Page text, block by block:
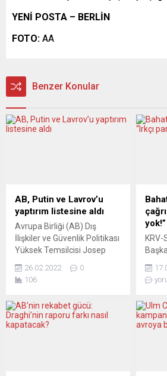
YENİ POSTA – BERLİN
FOTO: AA
Benzer Konular
AB, Putin ve Lavrov’u
yaptırım listesine aldı
Avrupa Birliği (AB) Dış
İlişkiler ve Güvenlik Politikası
Yüksek Temsilcisi Josep
Başkanı Vladimir Putin ve
Dışişleri Bakanı Sergey
alındığını duyurdu. AB
Dışişleri Bakanları, Rusya’nın
26.02.2022
0
106
yok!”
KRV-